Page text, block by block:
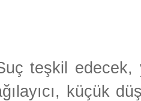
teşkil edecek,
küçük